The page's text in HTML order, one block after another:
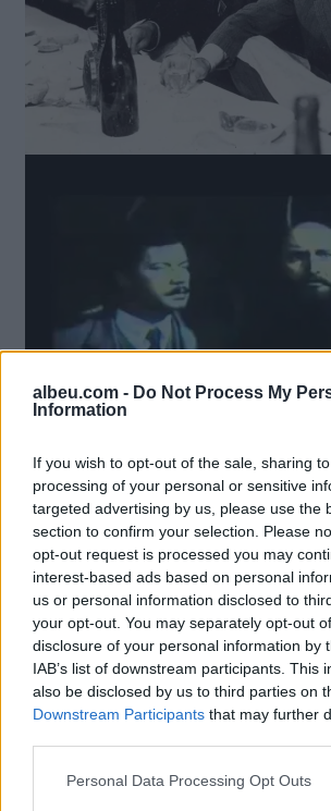
albeu.com - Do Not Process My
Information
If you wish to opt-out of the sale, sharing
processing of your personal or sensitive
targeted advertising by us, please use the
section to confirm your selection. Please
opt-out request is processed you may
interest-based ads based on personal
us or personal information disclosed to
your opt-out. You may separately opt-out
disclosure of your personal information by
IAB’s list of downstream participants. This
also be disclosed by us to third parties on
Downstream Participants that may further
Personal Data Processing Opt Outs
Lajme të ngjashme: